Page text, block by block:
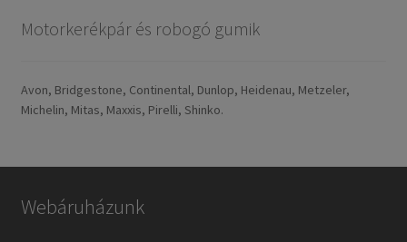
Motorkerékpár és robogó gumik
Avon, Bridgestone, Continental, Dunlop, Heidenau, Metzeler,
Michelin, Mitas, Maxxis, Pirelli, Shinko.
Webáruházunk